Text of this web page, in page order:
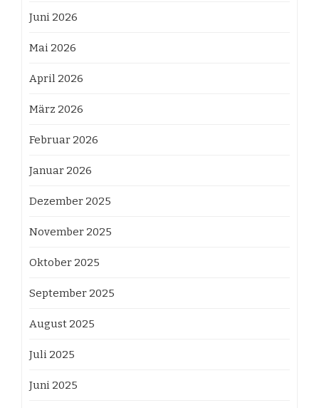
Juni 2026
Mai 2026
April 2026
März 2026
Februar 2026
Januar 2026
Dezember 2025
November 2025
Oktober 2025
September 2025
August 2025
Juli 2025
Juni 2025